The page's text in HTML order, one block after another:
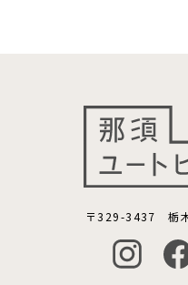
〒329-3437 栃